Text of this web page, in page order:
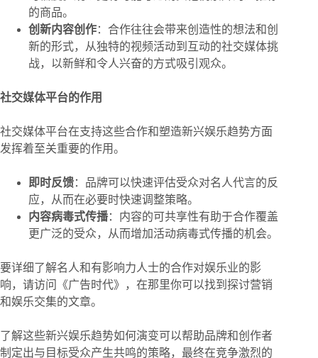
的商品。
创新内容创作：合作往往会带来创造性的想法和创
新的形式，从独特的视频活动到互动的社交媒体挑
战，以新鲜和令人兴奋的方式吸引观众。
社交媒体平台的作用
社交媒体平台在支持这些合作和塑造新兴娱乐趋势方面
发挥着至关重要的作用。
即时反馈：品牌可以快速评估受众对名人代言的反
应，从而在必要时快速调整策略。
内容病毒式传播：内容的可共享性有助于合作覆盖
更广泛的受众，从而增加活动病毒式传播的机会。
要详细了解名人和有影响力人士的合作对娱乐业的影
响，请访问《广告时代》，在那里你可以找到探讨营销
和娱乐交集的文章。
了解这些新兴娱乐趋势如何演变可以帮助品牌和创作者
制定出与目标受众产生共鸣的策略，最终在竞争激烈的